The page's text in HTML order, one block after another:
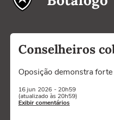
Conselheiros
Oposição demonstra
16 jun 2026 - 20h59
(atualizado às 20h59)
Exibir comentários